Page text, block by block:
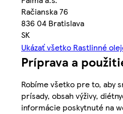
Račianska 76
836 04 Bratislava
SK
Ukázať všetko Rastlinné
Príprava a
Robíme všetko pre to, aby
prísady, obsah výživy,
informácie poskytnuté na